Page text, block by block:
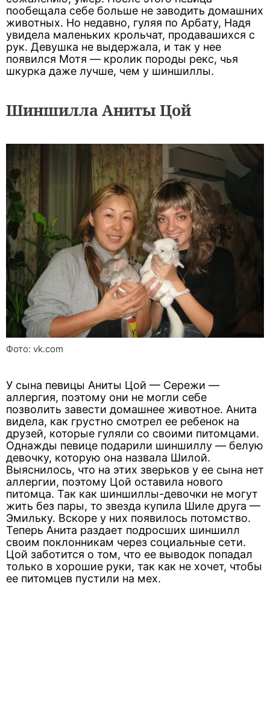
пообещала себе больше не заводить домашних
животных. Но недавно, гуляя по Арбату, Надя
увидела маленьких крольчат, продавашихся с
рук. Девушка не выдержала, и так у нее
появился Мотя — кролик породы рекс, чья
шкурка даже лучше, чем у шиншиллы.
Шиншилла Аниты Цой
Фото: vk.com
У сына певицы Аниты Цой — Сережи —
аллергия, поэтому они не могли себе
позволить завести домашнее животное. Анита
видела, как грустно смотрел ее ребенок на
друзей, которые гуляли со своими питомцами.
Однажды певице подарили шиншиллу — белую
девочку, которую она назвала Шилой.
Выяснилось, что на этих зверьков у ее сына нет
аллергии, поэтому Цой оставила нового
питомца. Так как шиншиллы-девочки не могут
жить без пары, то звезда купила Шиле друга —
Эмильку. Вскоре у них появилось потомство.
Теперь Анита раздает подросших шиншилл
своим поклонникам через социальные сети.
Цой заботится о том, что ее выводок попадал
только в хорошие руки, так как не хочет, чтобы
ее питомцев пустили на мех.